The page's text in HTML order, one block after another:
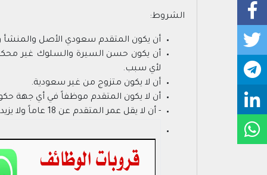
الشروط:
أن يكون المتقدم سعودي الأصل والمنشأ
أن يكون حسن السيرة والسلوك غير محكوم
لأي سبب.
أن لا يكون متزوج من غير سعودية.
أن لا يكون المتقدم موظفاً في أي جهة
- أن لا يقل عمر المتقدم عن 18 عاماً ولا يزيد عن 30 عاماً حسب التاريخ الهجري.